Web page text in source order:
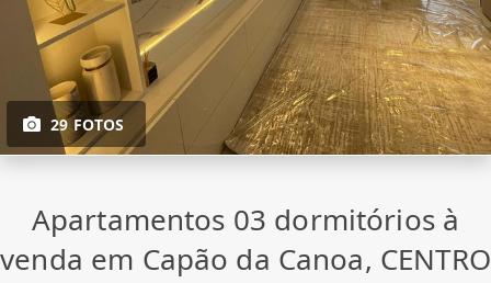
29 FOTOS
Apartamentos 03 dormitórios à
venda em Capão da Canoa, CENTRO